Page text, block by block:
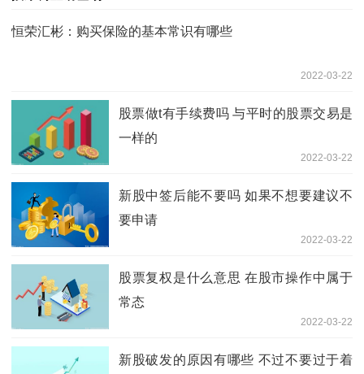
恒荣汇彬：购买保险的基本常识有哪些
2022-03-22
股票做t有手续费吗 与平时的股票交易是
一样的
2022-03-22
新股中签后能不要吗 如果不想要建议不
要申请
2022-03-22
股票复权是什么意思 在股市操作中属于
常态
2022-03-22
新股破发的原因有哪些 不过不要过于着